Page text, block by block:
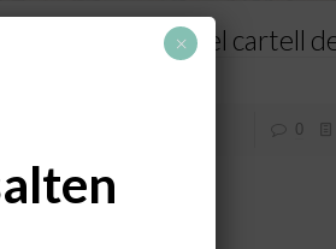
T’ajudem a forjar el cartell
0
×